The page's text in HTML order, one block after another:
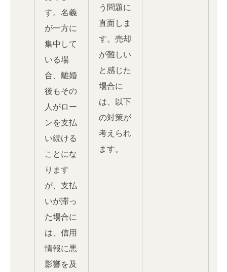
す。名義
が一方に
集中して
いる場
合、離婚
後もその
人がロー
ンを支払
い続ける
ことにな
ります
が、支払
いが滞っ
た場合に
は、信用
情報に悪
影響を及
う問題に
直面しま
す。売却
が難しい
と感じた
場合に
は、以下
の対策が
考えられ
ます。